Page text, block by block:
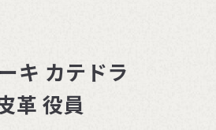
キ カテドラ
革 役員